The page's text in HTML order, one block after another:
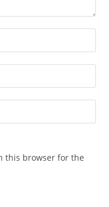
this browser for the